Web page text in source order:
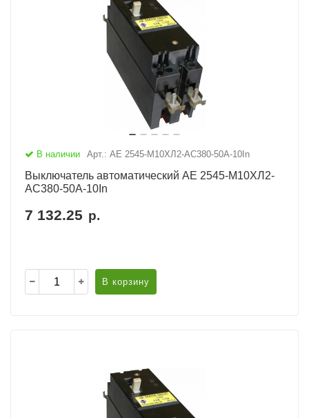
В наличии Арт.: АЕ 2545-М10ХЛ2-AC380-50А-10In
Выключатель автоматический АЕ 2545-М10ХЛ2-
AC380-50А-10In
7 132.25 р.
В корзину